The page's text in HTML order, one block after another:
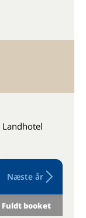
Næste år
Fuldt booket